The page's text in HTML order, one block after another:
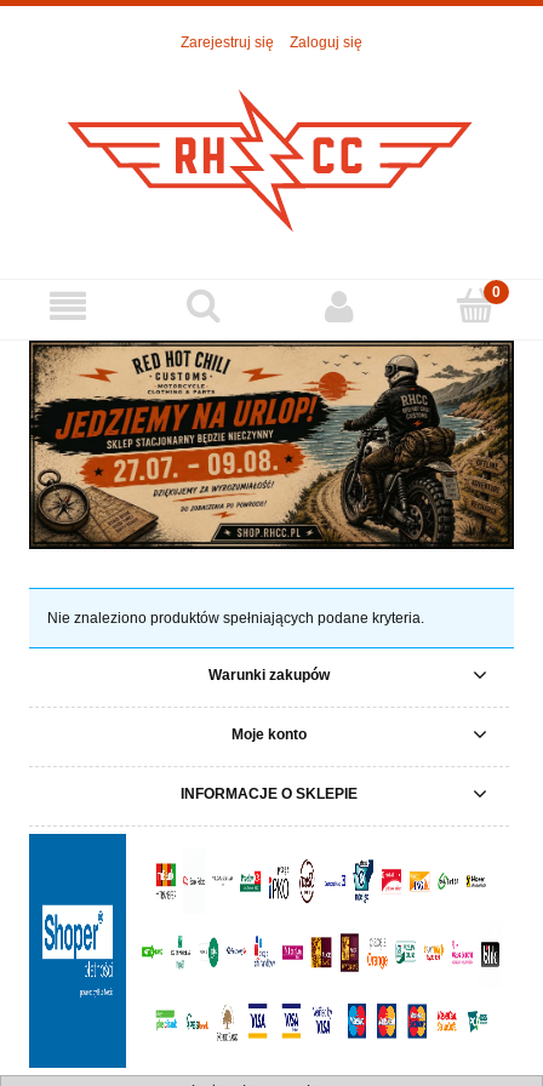
Zarejestruj się Zaloguj się
Nie znaleziono produktów spełniających podane kryteria.
Warunki zakupów
Moje konto
INFORMACJE O SKLEPIE